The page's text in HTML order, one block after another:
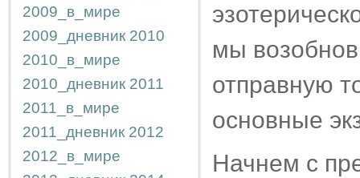
2009_в_мире
2009_дневник 2010
2010_в_мире
2010_дневник 2011
2011_в_мире
2011_дневник 2012
2012_в_мире
мы
отправную
основные
Начнем с